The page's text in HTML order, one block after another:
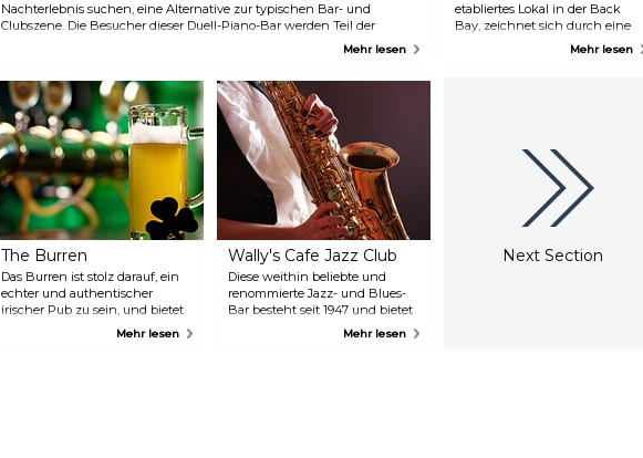
Nachterlebnis suchen, eine Alternative zur typischen Bar- und
Clubszene. Die Besucher dieser Duell-Piano-Bar werden Teil der
Mehr lesen
etabliertes Lokal in der Back
Bay, zeichnet sich durch eine
klassisch entspannte, aber
Hour-Getränkeangeboten
profitieren möchte.
Mehr lesen
The Burren
Das Burren ist stolz darauf, ein
echter und authentischer
irischer Pub zu sein, und bietet
Guinness in Pints, bequemes
Mehr lesen
Wally's Cafe Jazz Club
Diese weithin beliebte und
renommierte Jazz- und Blues-
Bar besteht seit 1947 und bietet
regelmäßig Live-Auftritte von
Mehr lesen
Next Section